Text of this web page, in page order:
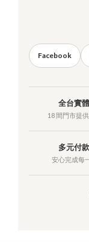
Facebook
全台實
18 間門市提
多元付
安心完成每